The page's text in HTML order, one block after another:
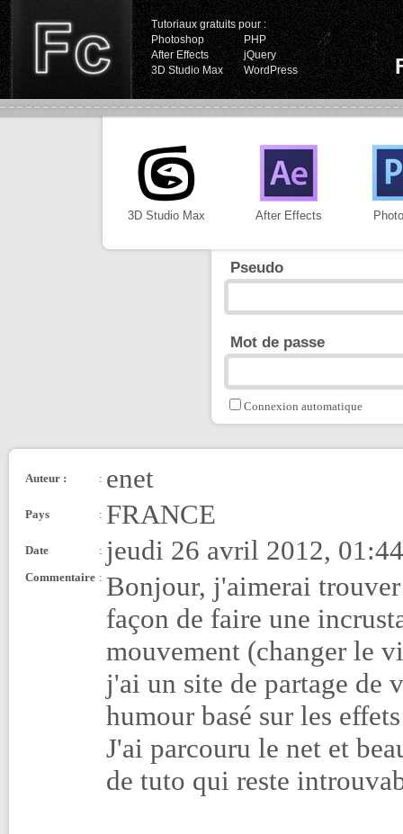
Tutoriaux gratuits pour :
Photoshop
PHP
After Effects
jQuery
3D Studio Max
WordPress
3D Studio Max After Effects
Pseudo
Mot de passe
Connexion automatique
Auteur : : enet
Pays : FRANCE
Date : jeudi 26 avril 2012, 01:44
Commentaire : Bonjour, j'aimerai
façon de faire une
mouvement (changer le
j'ai un site de partage de
humour basé sur les
J'ai parcouru le net et
de tuto qui reste